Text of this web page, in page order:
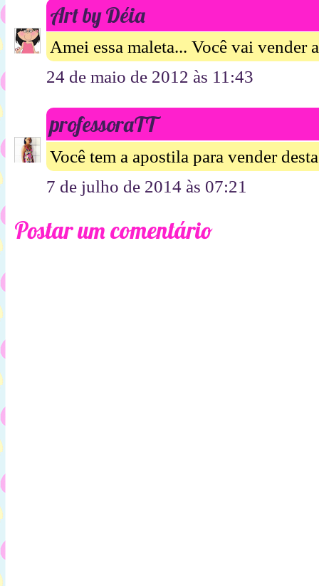
Art by Déia
Amei essa maleta... Você vai vender
24 de maio de 2012 às 11:43
professoraTT
Você tem a apostila para vender
7 de julho de 2014 às 07:21
Postar um comentário